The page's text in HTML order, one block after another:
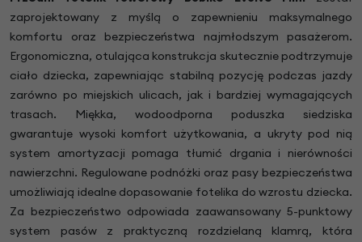
zaprojektowany z myślą o zapewnieniu maksymalnego
komfortu oraz bezpieczeństwa najmłodszym pasażerom.
Ergonomiczna, otulająca konstrukcja skutecznie podtrzymuje
ciało dziecka, zapewniając stabilną pozycję podczas jazdy
zarówno po miejskich ulicach, jak i bardziej wymagających
trasach. Miękka, wodoodporna poduszka siedziska
gwarantuje wysoki komfort użytkowania, a ukryty pod nią
system amortyzacji pomaga tłumić drgania i nierówności
nawierzchni. Regulowane podnóżki oraz pasy bezpieczeństwa
umożliwiają idealne dopasowanie fotelika do wzrostu dziecka.
Za bezpieczeństwo odpowiada zaawansowany 5-punktowy
system pasów z praktyczną rozdzielaną klamrą, która